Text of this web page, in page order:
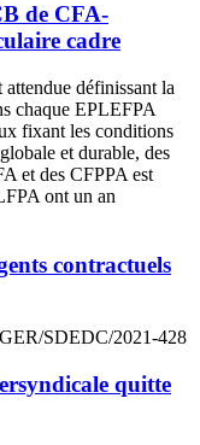
de CFA-
cadre
définissant la
chaque EPLEFPA
fixant les conditions
et durable, des
et des CFPPA est
ont un an
contractuels
SDEDC/2021-428
quitte